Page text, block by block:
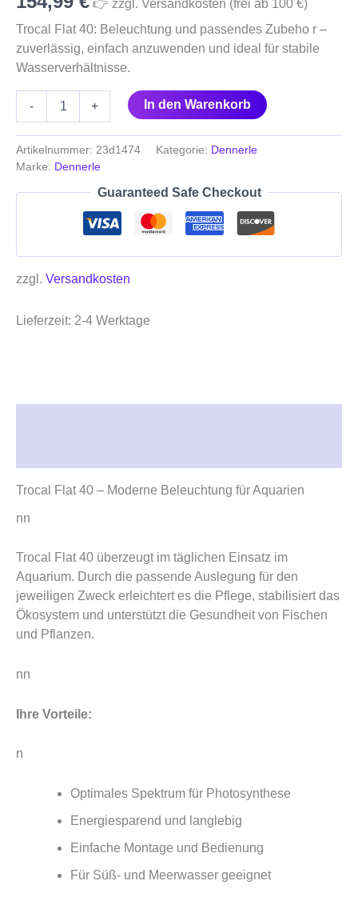
👉 zzgl. Versandkosten (frei ab 100 €)
Trocal Flat 40: Beleuchtung und passendes Zubeho r –
zuverlässig, einfach anzuwenden und ideal für stabile
Wasserverhältnisse.
- + In den Warenkorb
Artikelnummer: 23d1474 Kategorie: Dennerle
Marke: Dennerle
Guaranteed Safe Checkout
zzgl. Versandkosten
Lieferzeit: 2-4 Werktage
Trocal Flat 40 – Moderne Beleuchtung für Aquarien
nn
Trocal Flat 40 überzeugt im täglichen Einsatz im
Aquarium. Durch die passende Auslegung für den
jeweiligen Zweck erleichtert es die Pflege, stabilisiert das
Ökosystem und unterstützt die Gesundheit von Fischen
und Pflanzen.
nn
Ihre Vorteile:
n
Optimales Spektrum für Photosynthese
Energiesparend und langlebig
Einfache Montage und Bedienung
Für Süß- und Meerwasser geeignet